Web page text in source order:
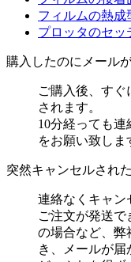
フィルムの熱成
プロッタのセッ
購入したのにメール
ご購入後、す
されます。
10分経っても
をお願い致しま
突然キャンセルされた
連絡なくキャン
ご注文が発送で
の場合など、弊
き、メールが